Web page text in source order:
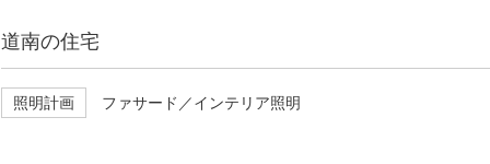
道南の住宅
照明計画 ファサード／インテリア照明